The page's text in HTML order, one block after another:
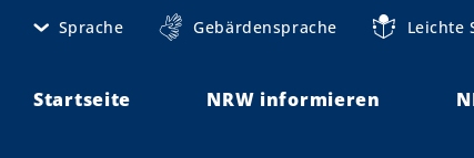
Sprache Gebärdensprache Leichte
Startseite NRW informieren